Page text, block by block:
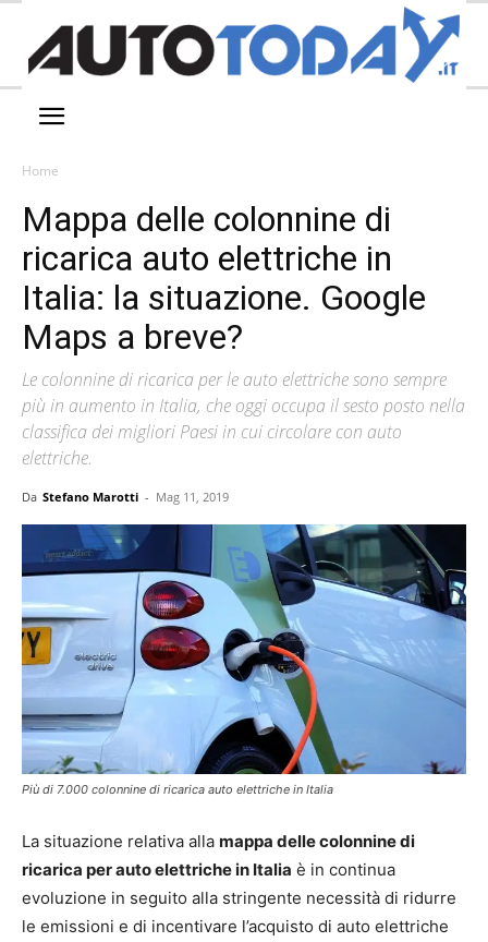
Home
Mappa delle colonnine di
ricarica auto elettriche in
Italia: la situazione. Google
Maps a breve?
Le colonnine di ricarica per le auto elettriche sono sempre
più in aumento in Italia, che oggi occupa il sesto posto nella
classifica dei migliori Paesi in cui circolare con auto
elettriche.
Da Stefano Marotti - Mag 11, 2019
Più di 7.000 colonnine di ricarica auto elettriche in Italia
La situazione relativa alla mappa delle colonnine di
ricarica per auto elettriche in Italia è in continua
evoluzione in seguito alla stringente necessità di ridurre
le emissioni e di incentivare l’acquisto di auto elettriche